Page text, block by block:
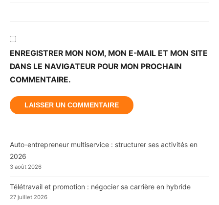
ENREGISTRER MON NOM, MON E-MAIL ET MON SITE
DANS LE NAVIGATEUR POUR MON PROCHAIN
COMMENTAIRE.
Auto-entrepreneur multiservice : structurer ses activités en
2026
3 août 2026
Télétravail et promotion : négocier sa carrière en hybride
27 juillet 2026